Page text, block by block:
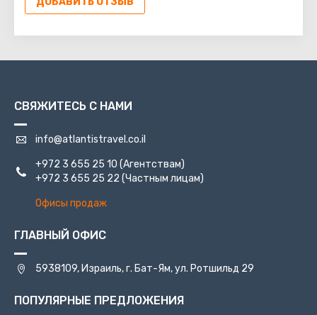
№35, лежащее между городами Бейт-Шемеш и
м.
СВЯЖИТЕСЬ С НАМИ
info@atlantistravel.co.il
+972 3 655 25 10 (Агентствам)
+972 3 655 25 22 (Частным лицам)
Офисы продаж
ГЛАВНЫЙ ОФИС
5938109, Израиль, г. Бат-Ям, ул. Ротшильд 29
ПОПУЛЯРНЫЕ ПРЕДЛОЖЕНИЯ